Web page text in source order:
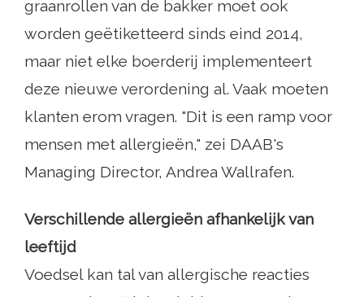
graanrollen van de bakker moet ook
worden geëtiketteerd sinds eind 2014,
maar niet elke boerderij implementeert
deze nieuwe verordening al. Vaak moeten
klanten erom vragen. "Dit is een ramp voor
mensen met allergieën," zei DAAB's
Managing Director, Andrea Wallrafen.
Verschillende allergieën afhankelijk van
leeftijd
Voedsel kan tal van allergische reacties